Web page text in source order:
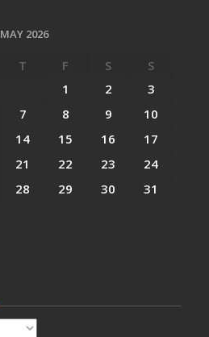
MAY 2026
T F S
S
1
2
3
7 8 9
10
14 15 16
17
21 22 23
24
28 29 30 31